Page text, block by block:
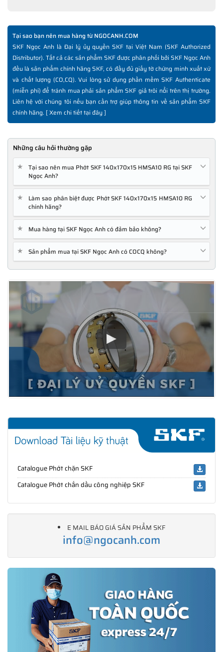
Tại sao bạn nên mua hàng từ NGOCANH.COM
SKF Ngọc Anh là Đại lý ủy quyền SKF tại Việt Nam (SKF Authorized
Distributor). Tất cả các sản phẩm SKF được phân phối bởi SKF Ngọc Anh
đều là sản phẩm chính hãng SKF, có đầy đủ giấy tờ chứng minh xuất xứ
và chất lượng (CO,CQ). Vui lòng sử dụng phần mềm SKF Authenticate
(miễn phí) để tránh mua phải sản phẩm SKF giả trôi nổi trên thị trường.
Liên hệ với chúng tôi nếu bạn cần trợ giúp thông tin về sản phẩm SKF
chính hãng. [Xem chi tiết tại đây]
Những câu hỏi thường gặp
★
Tại sao nên mua Phớt SKF 140x170x15 HMSA10 RG tại SKF
Ngọc Anh?
★
Làm sao phân biệt được Phớt SKF 140x170x15 HMSA10 RG
chính hãng?
★ Mua hàng tại SKF Ngọc Anh có đảm bảo không?
★ Sản phẩm mua tại SKF Ngọc Anh có COCQ không?
Catalogue Phớt chặn SKF
Catalogue Phớt chắn dầu công nghiệp SKF
E MAIL BÁO GIÁ SẢN PHẨM SKF
info@ngocanh.com